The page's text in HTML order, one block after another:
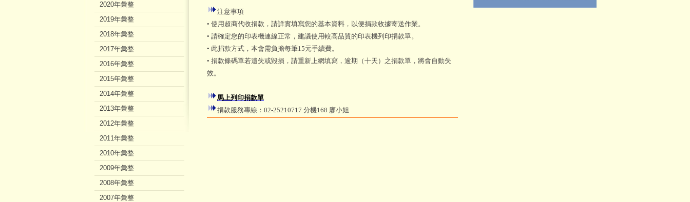
注意事項
• 使用超商代收捐款，請詳實填寫您的基本資料，以便捐款收據寄送作業。
• 請確定您的印表機連線正常，建議使用較高品質的印表機列印捐款單。
• 此捐款方式，本會需負擔每筆15元手續費。
• 捐款條碼單若遺失或毀損，請重新上網填寫，逾期（十天）之捐款單，將會自動失
效。
馬上列印捐款單
捐款服務專線：02-25210717 分機168 廖小姐
2020年彙整
2019年彙整
2018年彙整
2017年彙整
2016年彙整
2015年彙整
2014年彙整
2013年彙整
2012年彙整
2011年彙整
2010年彙整
2009年彙整
2008年彙整
2007年彙整